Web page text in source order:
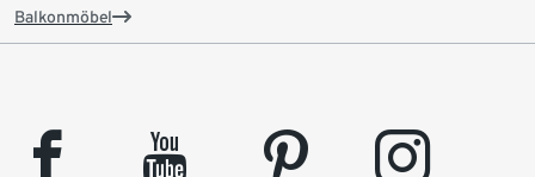
Balkonmöbel
facebook youtube pinterest instagram